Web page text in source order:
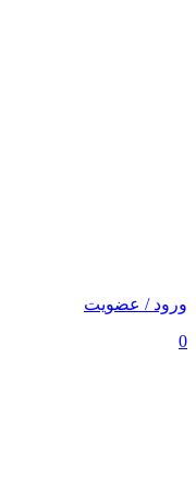
ورود / عضویت
0